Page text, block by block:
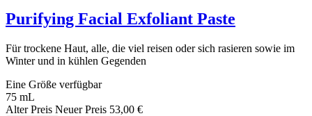
Purifying Facial Exfoliant Paste
Für trockene Haut, alle, die viel reisen oder sich rasieren sowie im
Winter und in kühlen Gegenden
Eine Größe verfügbar
75 mL
Alter Preis Neuer Preis 53,00 €